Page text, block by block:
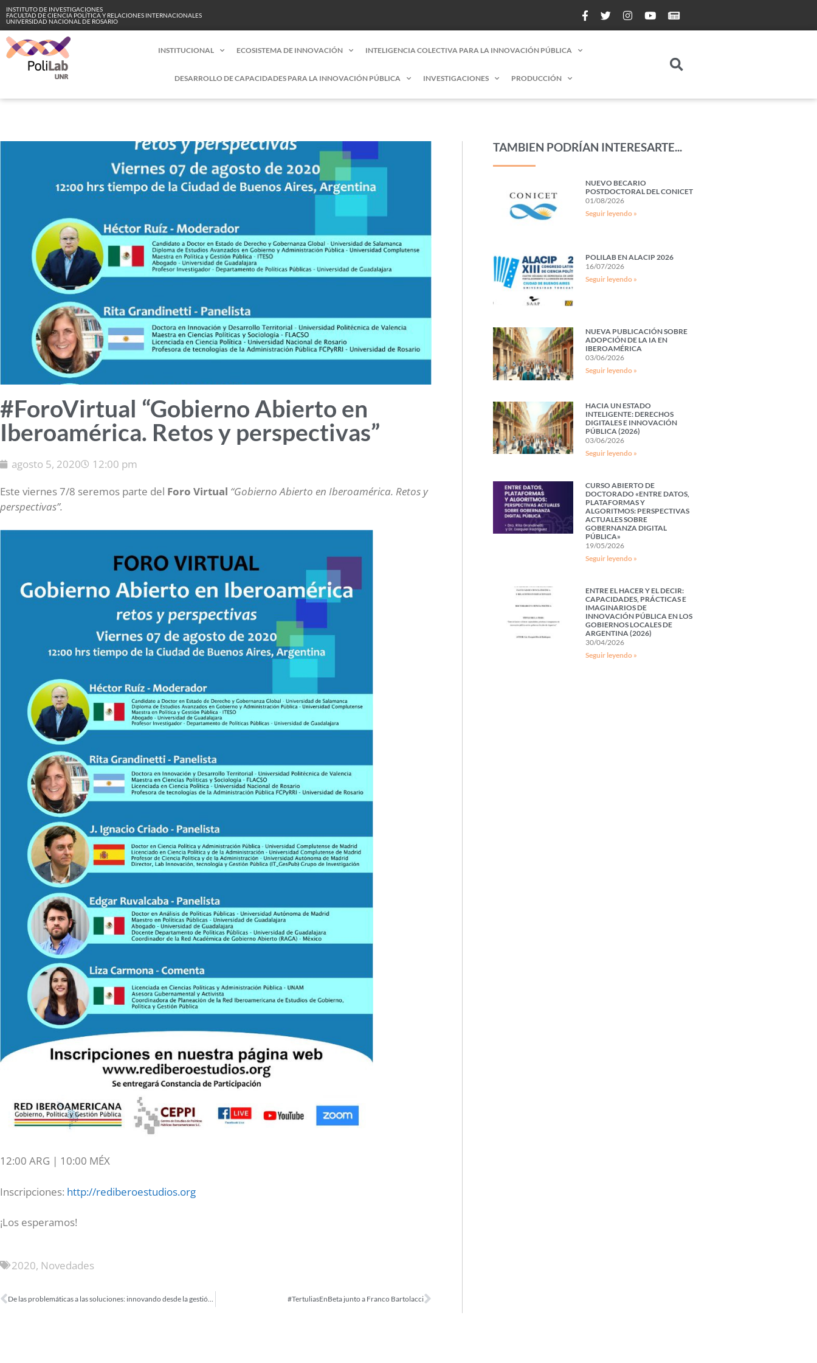
INSTITUTO DE INVESTIGACIONES
FACULTAD DE CIENCIA POLÍTICA Y RELACIONES INTERNACIONALES
UNIVERSIDAD NACIONAL DE ROSARIO
INSTITUCIONAL ECOSISTEMA DE INNOVACIÓN INTELIGENCIA COLECTIVA PARA LA INNOVACIÓN PÚBLICA
DESARROLLO DE CAPACIDADES PARA LA INNOVACIÓN PÚBLICA INVESTIGACIONES PRODUCCIÓN
#ForoVirtual “Gobierno Abierto en
Iberoamérica. Retos y perspectivas”
agosto 5, 2020
12:00 pm
Este viernes 7/8 seremos parte del Foro Virtual “Gobierno Abierto en Iberoamérica. Retos y
perspectivas”.
12:00 ARG | 10:00 MÉX
Inscripciones: http://rediberoestudios.org
¡Los esperamos!
2020, Novedades
De las problemáticas a las soluciones: innovando desde la gestión municipal #TertuliasEnBeta junto a Franco Bartolacci
TAMBIEN PODRÍAN INTERESARTE...
NUEVO BECARIO
POSTDOCTORAL DEL CONICET
01/08/2026
Seguir leyendo »
POLILAB EN ALACIP 2026
16/07/2026
Seguir leyendo »
NUEVA PUBLICACIÓN SOBRE
ADOPCIÓN DE LA IA EN
IBEROAMÉRICA
03/06/2026
Seguir leyendo »
HACIA UN ESTADO
INTELIGENTE: DERECHOS
DIGITALES E INNOVACIÓN
PÚBLICA (2026)
03/06/2026
Seguir leyendo »
CURSO ABIERTO DE
DOCTORADO «ENTRE DATOS,
PLATAFORMAS Y
ALGORITMOS: PERSPECTIVAS
ACTUALES SOBRE
GOBERNANZA DIGITAL
PÚBLICA»
19/05/2026
Seguir leyendo »
ENTRE EL HACER Y EL DECIR:
CAPACIDADES, PRÁCTICAS E
IMAGINARIOS DE
INNOVACIÓN PÚBLICA EN LOS
GOBIERNOS LOCALES DE
ARGENTINA (2026)
30/04/2026
Seguir leyendo »